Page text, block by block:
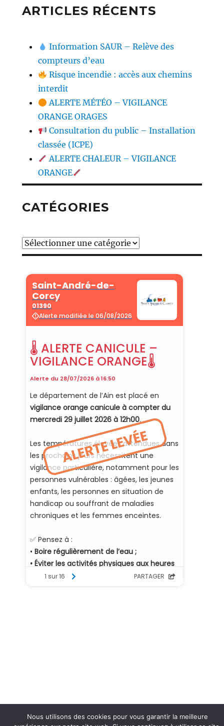
ARTICLES RÉCENTS
Information SAUR – Relève des
compteurs d’eau
Risque incendie : accès aux chemins
interdit
ALERTE MÉTÉO – VIGILANCE
ORANGE ORAGES
Consultation du public – Installation
classée (ICPE)
ALERTE CHALEUR – VIGILANCE
ORANGE
CATÉGORIES
Catégories
Nous utilisons des cookies pour vous garantir la meilleure